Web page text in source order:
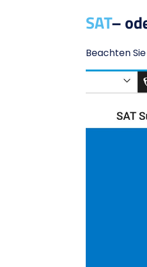
SAT–
Beachten